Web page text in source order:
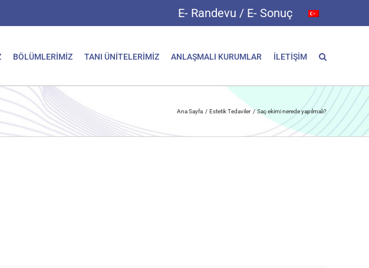
E- Randevu / E- Sonuç
BÖLÜMLERİMİZ TANI ÜNİTELERİMİZ ANLAŞMALI KURUMLAR İLETİŞİM
Ana Sayfa Estetik Tedaviler Saç ekimi nerede yapılmalı?